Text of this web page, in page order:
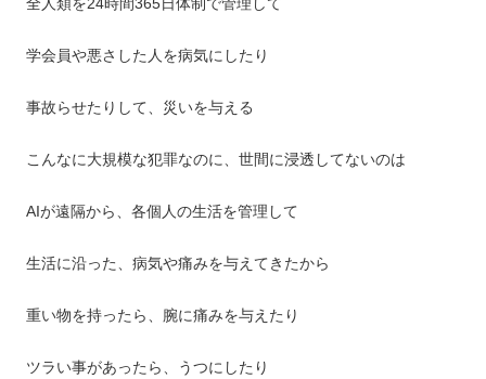
学会員や悪さした人を病気にしたり
事故らせたりして、災いを与える
こんなに大規模な犯罪なのに、世間に浸透してないのは
AIが遠隔から、各個人の生活を管理して
生活に沿った、病気や痛みを与えてきたから
重い物を持ったら、腕に痛みを与えたり
ツラい事があったら、うつにしたり